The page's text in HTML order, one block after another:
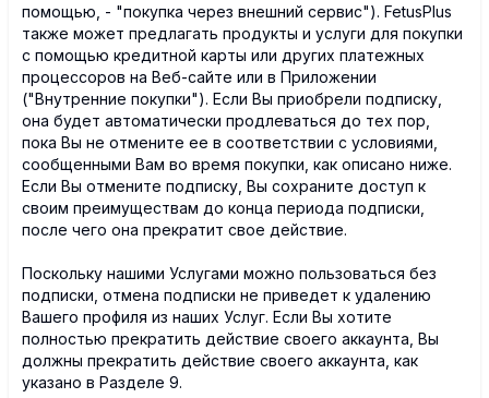
помощью, - "покупка через внешний сервис"). FetusPlus
также может предлагать продукты и услуги для покупки
с помощью кредитной карты или других платежных
процессоров на Веб-сайте или в Приложении
("Внутренние покупки"). Если Вы приобрели подписку,
она будет автоматически продлеваться до тех пор,
пока Вы не отмените ее в соответствии с условиями,
сообщенными Вам во время покупки, как описано ниже.
Если Вы отмените подписку, Вы сохраните доступ к
своим преимуществам до конца периода подписки,
после чего она прекратит свое действие.
Поскольку нашими Услугами можно пользоваться без
подписки, отмена подписки не приведет к удалению
Вашего профиля из наших Услуг. Если Вы хотите
полностью прекратить действие своего аккаунта, Вы
должны прекратить действие своего аккаунта, как
указано в Разделе 9.